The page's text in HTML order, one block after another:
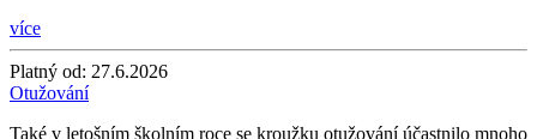
více
Platný od: 27.6.2026
Otužování
Také v letošním školním roce se kroužku otužování účastnilo mnoho